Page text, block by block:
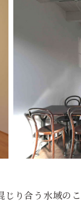
り合う水域の